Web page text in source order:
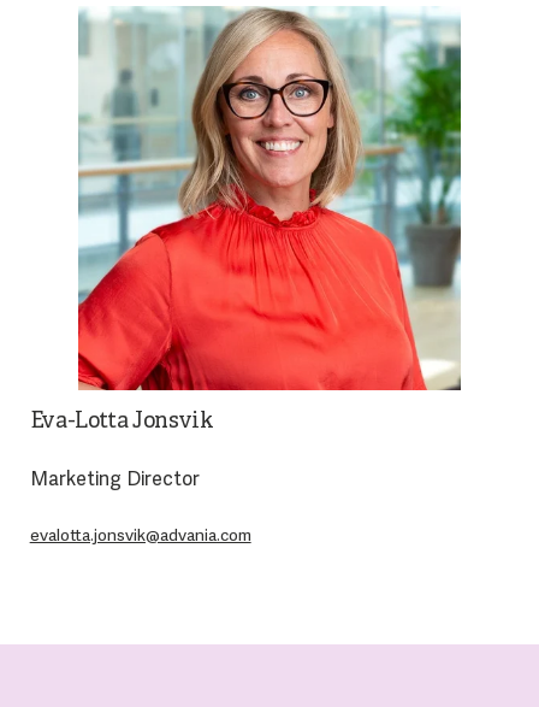
Eva-Lotta Jonsvik
Marketing Director
evalotta.jonsvik@advania.com